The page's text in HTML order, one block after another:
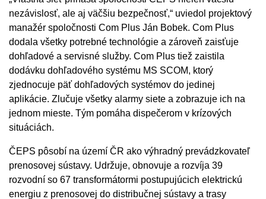
nezávislosť, ale aj väčšiu bezpečnosť,“ uviedol projektový
manažér spoločnosti Com Plus Ján Bobek. Com Plus
dodala všetky potrebné technológie a zároveň zaisťuje
dohľadové a servisné služby. Com Plus tiež zaistila
dodávku dohľadového systému MS SCOM, ktorý
zjednocuje päť dohľadových systémov do jedinej
aplikácie. Zlučuje všetky alarmy siete a zobrazuje ich na
jednom mieste. Tým pomáha dispečerom v krízových
situáciách.
ČEPS pôsobí na území ČR ako výhradný prevádzkovateľ
prenosovej sústavy. Udržuje, obnovuje a rozvíja 39
rozvodní so 67 transformátormi postupujúcich elektrickú
energiu z prenosovej do distribučnej sústavy a trasy